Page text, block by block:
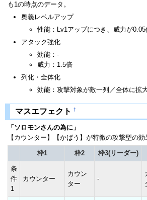
も1の時点のデータ。
奥義レベルアップ
性能：Lv1アップにつき、威力が
アタック強化
効能：-
威力：1.5倍
列化・全体化
効能：攻撃対象が敵一列／全体に拡
マスエフェクト †
「ソロモンさんの為に」
【カウンター】【かばう】が特徴の攻撃型の効
枠1 枠2 枠3(リーダー)
条
件
1
カウンター
カウン
ター
-